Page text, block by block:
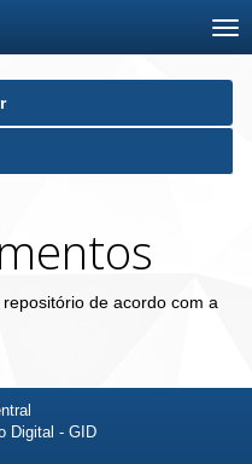
de acordo com a
Digital - GID